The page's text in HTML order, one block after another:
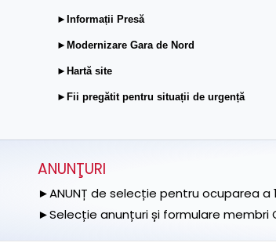
►Informații Presă
►Modernizare Gara de Nord
►Hartă site
►Fii pregătit pentru situații de urgență
ANUNŢURI
►ANUNȚ de selecție pentru ocuparea a
►Selecție anunțuri și formulare membri